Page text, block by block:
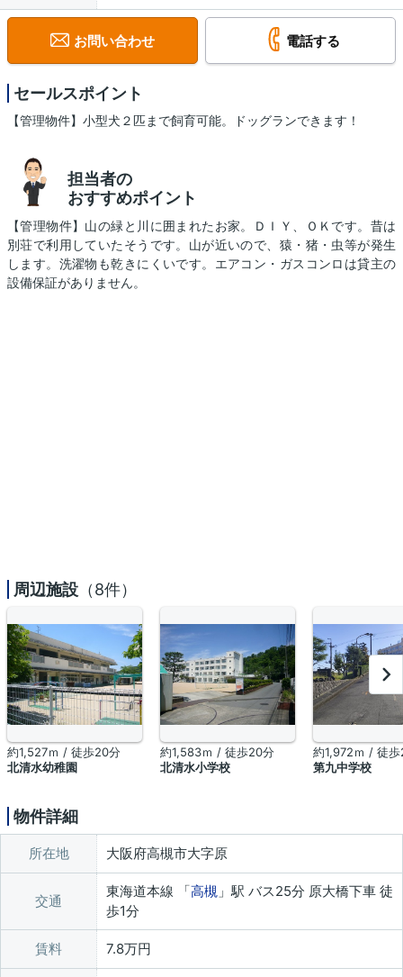
お問い合わせ 電話する
セールスポイント
【管理物件】小型犬２匹まで飼育可能。ドッグランできます！
担当者の
おすすめポイント
【管理物件】山の緑と川に囲まれたお家。ＤＩＹ、ＯＫです。昔は
別荘で利用していたそうです。山が近いので、猿・猪・虫等が発生
します。洗濯物も乾きにくいです。エアコン・ガスコンロは貸主の
設備保証がありません。
周辺施設 （8件）
約1,527ｍ / 徒歩20分
北清水幼稚園
約1,583ｍ / 徒歩20分
北清水小学校
約1,972ｍ / 徒
第九中学校
物件詳細
所在地 大阪府高槻市大字原
交通
東海道本線 「高槻 」駅 バス25分 原大橋下車 徒
歩1分
賃料 7.8万円